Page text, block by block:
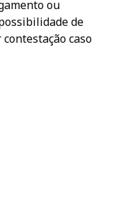
ou
de
caso